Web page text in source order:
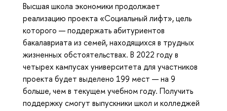
Высшая школа экономики продолжает
реализацию проекта «Социальный лифт», цель
которого — поддержать абитуриентов
бакалавриата из семей, находящихся в трудных
жизненных обстоятельствах. В 2022 году в
четырех кампусах университета для участников
проекта будет выделено 199 мест — на 9
больше, чем в текущем учебном году. Получить
поддержку смогут выпускники школ и колледжей